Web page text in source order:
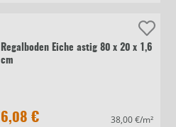
Regalboden Eiche astig 80 x 20 x 1,6
cm
6,08 € 38,00 €/m²